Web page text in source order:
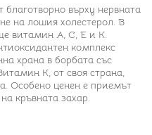
върху нервната
на лошия холестерол. В
витамин А, С, Е и К.
комплекс
храна в борбата със
К, от своя страна,
Особено ценен е приемът
кръвната захар.